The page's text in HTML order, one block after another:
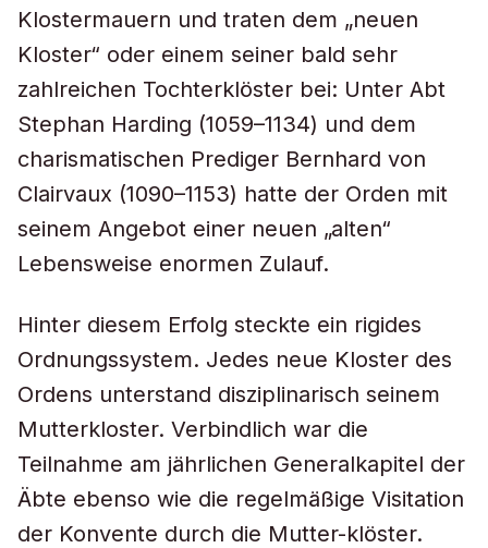
Klostermauern und traten dem „neuen
Kloster“ oder einem seiner bald sehr
zahlreichen Tochterklöster bei: Unter Abt
Stephan Harding (1059–1134) und dem
charismatischen Prediger Bernhard von
Clairvaux (1090–1153) hatte der Orden mit
seinem Angebot einer neuen „alten“
Lebensweise enormen Zulauf.
Hinter diesem Erfolg steckte ein rigides
Ordnungssystem. Jedes neue Kloster des
Ordens unterstand disziplinarisch seinem
Mutterkloster. Verbindlich war die
Teilnahme am jährlichen Generalkapitel der
Äbte ebenso wie die regelmäßige Visitation
der Konvente durch die Mutter-klöster.